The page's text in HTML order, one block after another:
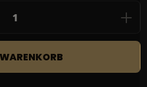
den gewünschten